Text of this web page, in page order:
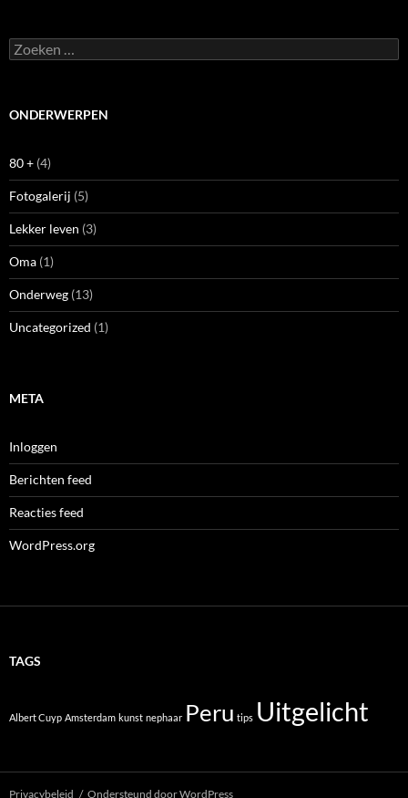
Zoeken
naar:
ONDERWERPEN
80 + (4)
Fotogalerij (5)
Lekker leven (3)
Oma (1)
Onderweg (13)
Uncategorized (1)
META
Inloggen
Berichten feed
Reacties feed
WordPress.org
TAGS
Albert Cuyp Amsterdam kunst nephaar Peru tips Uitgelicht
Privacybeleid Ondersteund door WordPress